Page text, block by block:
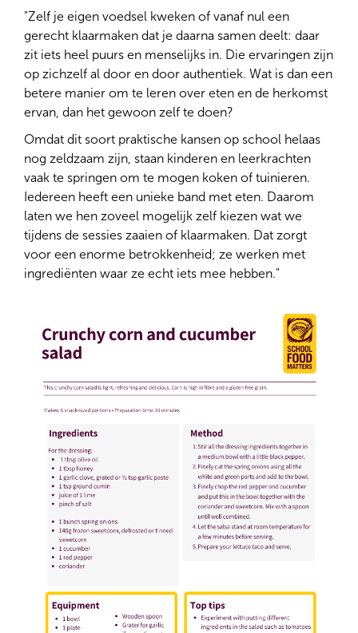
"Zelf je eigen voedsel kweken of vanaf nul een
gerecht klaarmaken dat je daarna samen deelt: daar
zit iets heel puurs en menselijks in. Die ervaringen zijn
op zichzelf al door en door authentiek. Wat is dan een
betere manier om te leren over eten en de herkomst
ervan, dan het gewoon zelf te doen?
Omdat dit soort praktische kansen op school helaas
nog zeldzaam zijn, staan kinderen en leerkrachten
vaak te springen om te mogen koken of tuinieren.
Iedereen heeft een unieke band met eten. Daarom
laten we hen zoveel mogelijk zelf kiezen wat we
tijdens de sessies zaaien of klaarmaken. Dat zorgt
voor een enorme betrokkenheid; ze werken met
ingrediënten waar ze echt iets mee hebben."